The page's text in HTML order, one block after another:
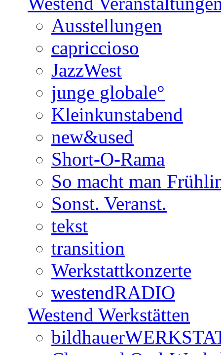
Ausstellungen
capriccioso
JazzWest
junge globale°
Kleinkunstabend
new&used
Short-O-Rama
So macht man
Sonst. Veranst.
tekst
transition
Werkstattkonzerte
westendRADIO
Westend Werkstätten